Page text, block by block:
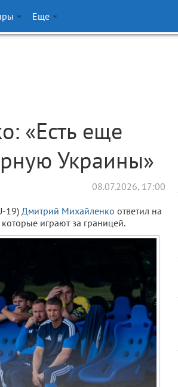
Еще
«Есть еще
Украины»
08.07.2026, 17:00
19) Дмитрий Михайленко ответил на
играют за границей.